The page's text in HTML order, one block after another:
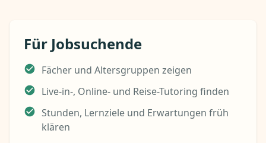
Für Jobsuchende
Fächer und Altersgruppen zeigen
Live-in-, Online- und Reise-Tutoring finden
Stunden, Lernziele und Erwartungen früh
klären